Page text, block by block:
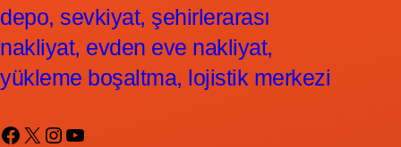
depo, sevkiyat, şehirlerarası
nakliyat, evden eve nakliyat,
yükleme boşaltma, lojistik merkezi
Facebook X Instagram YouTube